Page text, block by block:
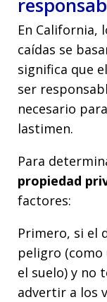
En California,
caídas se
significa que
ser
necesario
lastimen.
Para
propiedad
factores:
Primero, si el
peligro
el suelo) y no
advertir a los